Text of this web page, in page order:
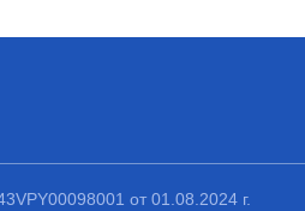
от 01.08.2024 г.